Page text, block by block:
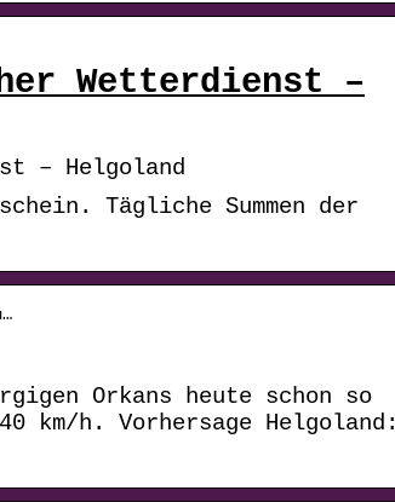
Wetterdienst –
– Helgoland
Tägliche Summen der
Orkans heute schon so
km/h. Vorhersage Helgoland: